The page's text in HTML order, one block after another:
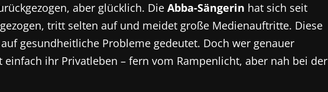
aber glücklich. Die Abba-Sängerin hat sich seit
tritt selten auf und meidet große Medienauftritte. Diese
gesundheitliche Probleme gedeutet. Doch wer genauer
ihr Privatleben – fern vom Rampenlicht, aber nah bei der